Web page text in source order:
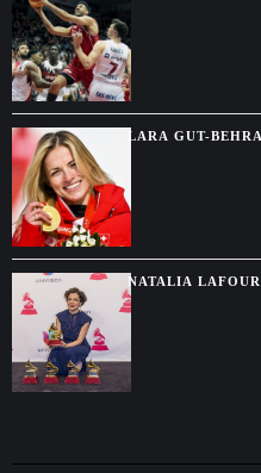
LARA GUT-
NATALIA
DESPIDE